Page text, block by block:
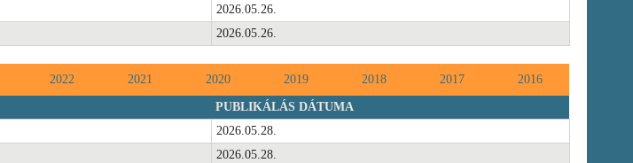
2026.05.26.
2026.05.26.
2022 2021 2020 2019 2018 2017 2016
PUBLIKÁLÁS DÁTUMA
2026.05.28.
2026.05.28.